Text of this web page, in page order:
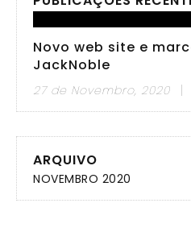
Novo web site e
JackNoble
27 de Novembro, 2020
ARQUIVO
NOVEMBRO 2020